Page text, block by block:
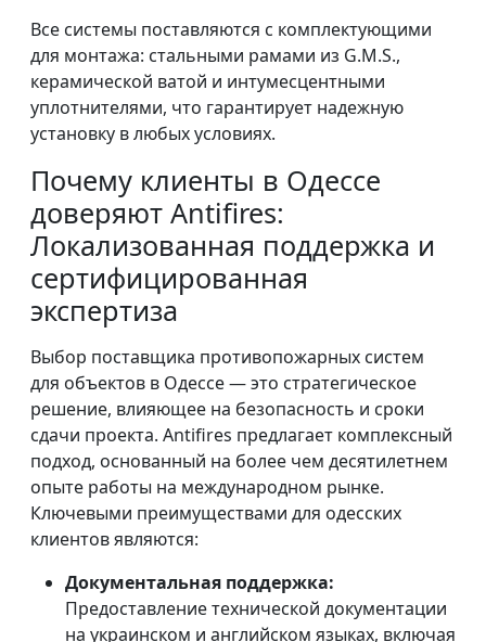
Все системы поставляются с комплектующими
для монтажа: стальными рамами из G.M.S.,
керамической ватой и интумесцентными
уплотнителями, что гарантирует надежную
установку в любых условиях.
Почему клиенты в Одессе
доверяют Antifires:
Локализованная поддержка и
сертифицированная
экспертиза
Выбор поставщика противопожарных систем
для объектов в Одессе — это стратегическое
решение, влияющее на безопасность и сроки
сдачи проекта. Antifires предлагает комплексный
подход, основанный на более чем десятилетнем
опыте работы на международном рынке.
Ключевыми преимуществами для одесских
клиентов являются:
Документальная поддержка:
Предоставление технической документации
на украинском и английском языках, включая